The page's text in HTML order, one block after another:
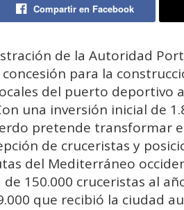
Compartir en Facebook
de la Autoridad
para la
del puerto deportivo
una inversión inicial de
pretende transformar
de cruceristas y
del Mediterráneo
150.000 cruceristas al
que recibió la ciudad